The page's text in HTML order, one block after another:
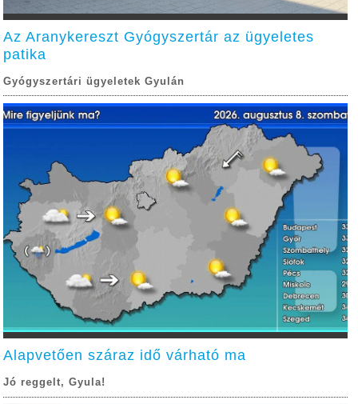
Az Aranykereszt Gyógyszertár az ügyeletes
patika
Gyógyszertári ügyeletek Gyulán
Alapvetően száraz idő várható ma
Jó reggelt, Gyula!